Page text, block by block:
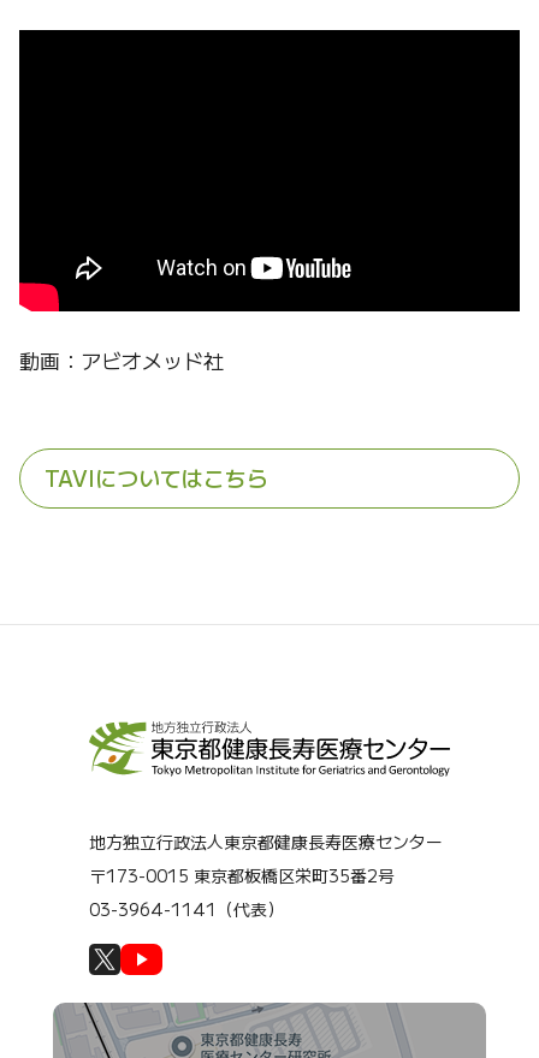
動画：アビオメッド社
TAVIについてはこちら
地方独立行政法人東京都健康長寿医療センター
〒173-0015 東京都板橋区栄町35番2号
03-3964-1141（代表）